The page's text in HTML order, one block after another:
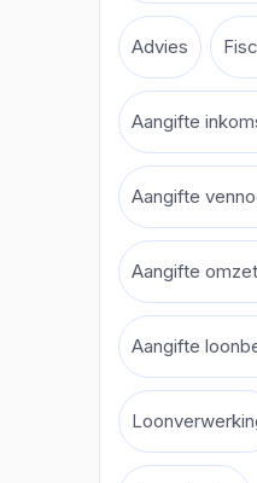
Advies
Aangifte
Aangifte
Aangifte
Aangifte